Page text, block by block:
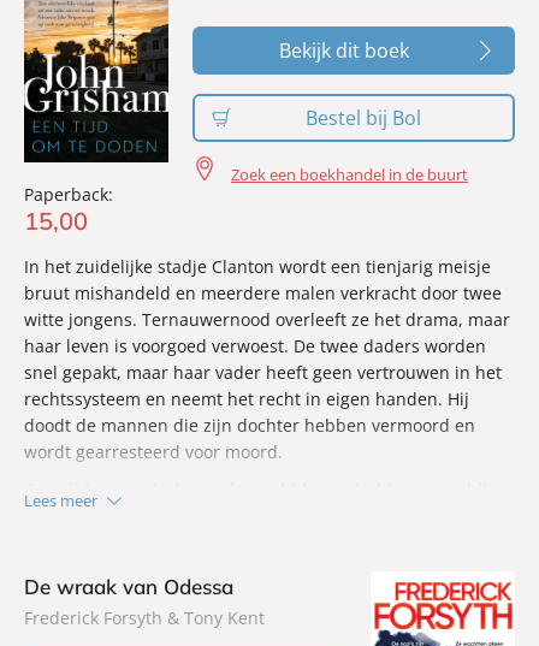
Paperback:
15,00
Bekijk dit boek
Bestel bij Bol
Zoek een boekhandel in de buurt
In het zuidelijke stadje Clanton wordt een tienjarig meisje
bruut mishandeld en meerdere malen verkracht door twee
witte jongens. Ternauwernood overleeft ze het drama, maar
haar leven is voorgoed verwoest. De twee daders worden
snel gepakt, maar haar vader heeft geen vertrouwen in het
rechtssysteem en neemt het recht in eigen handen. Hij
doodt de mannen die zijn dochter hebben vermoord en
wordt gearresteerd voor moord.
Lees meer
De wraak van Odessa
Frederick Forsyth & Tony Kent